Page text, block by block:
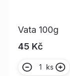
Vata 100g
45 Kč
ks